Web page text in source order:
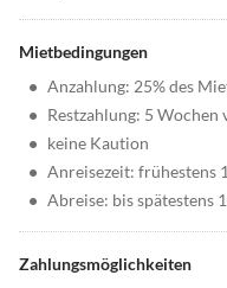
Mietbedingungen
• Anzahlung: 25% des
• Restzahlung: 5 Wochen
• keine Kaution
• Anreisezeit: frühestens
• Abreise: bis spätestens
Zahlungsmöglichkeiten